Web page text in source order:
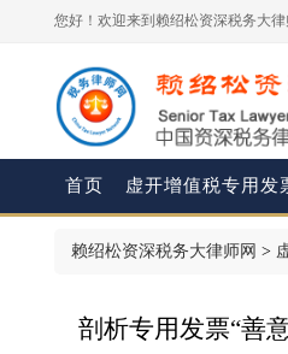
您好！欢迎来到赖绍松资深税务大
首页 虚开增值税专用发
赖绍松资深税务大律师网 >
剖析专用发票“善